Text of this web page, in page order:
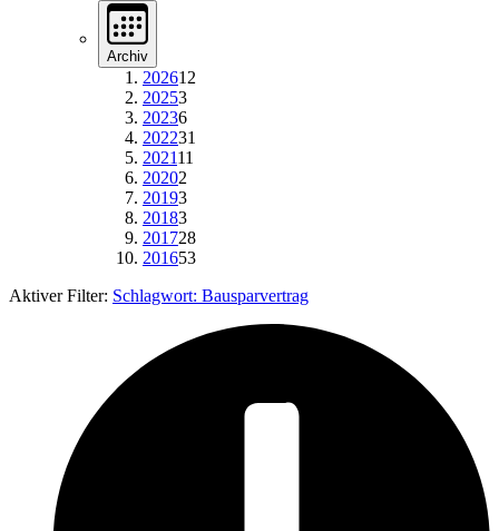
Archiv
202612
20253
20236
202231
202111
20202
20193
20183
201728
201653
Aktiver Filter: Schlagwort: Bausparvertrag